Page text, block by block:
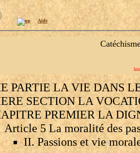
Aide
PARTIE LA VIE DANS
SECTION LA
PREMIER LA
Article 5 La moralité des
II. Passions et vie